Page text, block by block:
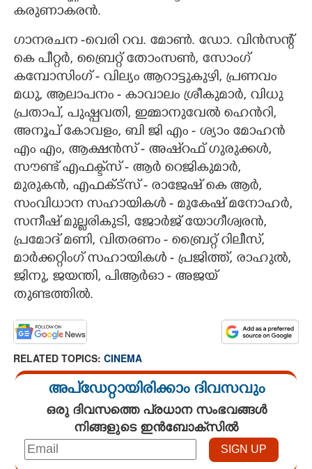
കരുണാകരൻ.
ഗാനരചന -വെരി റവ. മോൺ. ഡോ. വിൻസന്റ്
കെ പീറ്റർ, ബ്രൈറ്റ് തോംസൺ, സോംഗ്
കമ്പോസിംഗ് - വില്യം ആറാട്ടുകുഴി, പ്രണവം
മധു, ആലാപനം - കാവാലം ശ്രീകുമാർ, വിധു
പ്രതാപ്, പുഷ്പവതി, ഇമ്മാനുവേൽ ഹെൻറി,
അനൂപ് കോവളം, ബി ജി എം - ശ്യാം മോഹൻ
എം എം, ആക്ഷൻസ് - അഷ്‌റഫ് ഗുരുക്കൾ,
സൗണ്ട് എഫക്ട്‌സ് - ആർ റെജികുമാർ,
മുരുകൻ, എഫക്ട്സ് - രാജേഷ് കെ ആർ,
സംവിധാന സഹായികൾ - മുകേഷ് മനോഹർ,
സനീഷ് മുല്ലരികുടി, ജോർജ് യോഗീശ്വരൻ,
പ്രമോദ് മണി, വിതരണം - ബ്രൈറ്റ് റിലീസ്,
മാർക്കറ്റിംഗ് സഹായികൾ - പ്രജിത്ത്, രാഹുൽ,
ജിനു, ജയന്തി, പിആർഓ - അജയ്
തുണ്ടത്തിൽ.
RELATED TOPICS: CINEMA
അപ്ഡേറ്റായിരിക്കാം ദിവസവും
ഒരു ദിവസത്തെ പ്രധാന സംഭവങ്ങൾ
നിങ്ങളുടെ ഇൻബോക്സിൽ